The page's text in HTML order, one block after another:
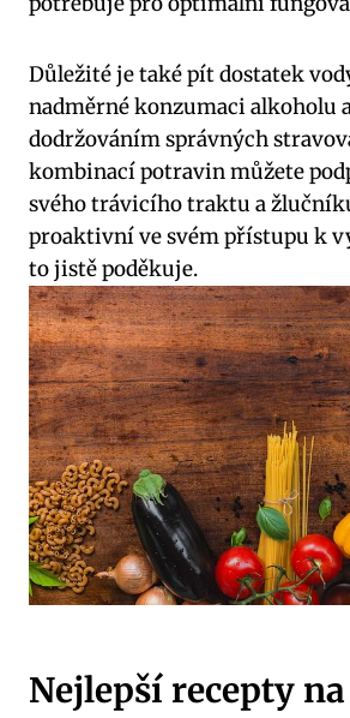
Důležité je také pít dostatek
nadměrné konzumaci alkoholu
dodržováním správných
kombinací potravin můžete
svého trávicího traktu a
proaktivní ve svém přístupu k
to jistě poděkuje.
Nejlepší recepty